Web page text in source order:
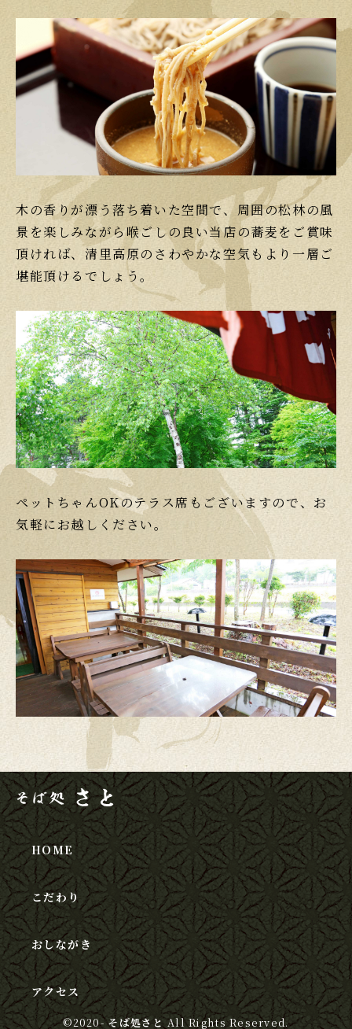
木の香りが漂う落ち着いた空間で、周囲の松林の風
景を楽しみながら喉ごしの良い当店の蕎麦をご賞味
頂ければ、清里高原のさわやかな空気もより一層ご
堪能頂けるでしょう。
ペットちゃんOKのテラス席もございますので、お
気軽にお越しください。
HOME
こだわり
おしながき
アクセス
©2020-そば処さとAll Rights Reserved.